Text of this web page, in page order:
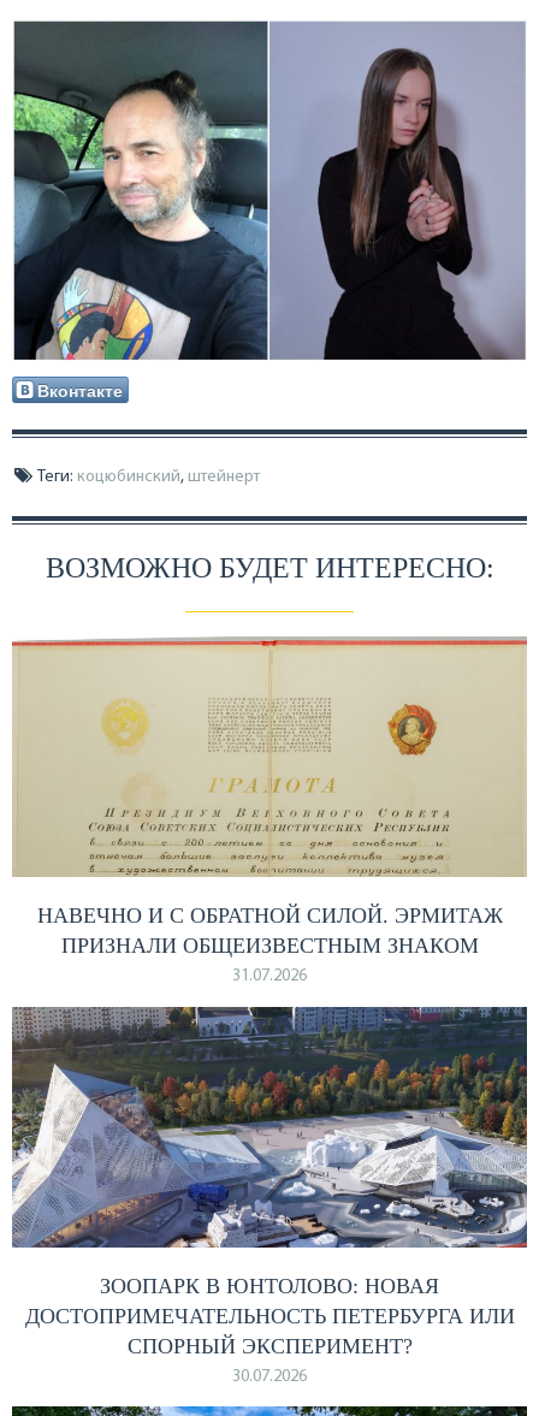
Вконтакте
Теги: коцюбинский, штейнерт
ВОЗМОЖНО БУДЕТ ИНТЕРЕСНО:
НАВЕЧНО И С ОБРАТНОЙ СИЛОЙ. ЭРМИТАЖ
ПРИЗНАЛИ ОБЩЕИЗВЕСТНЫМ ЗНАКОМ
31.07.2026
ЗООПАРК В ЮНТОЛОВО: НОВАЯ
ДОСТОПРИМЕЧАТЕЛЬНОСТЬ ПЕТЕРБУРГА ИЛИ
СПОРНЫЙ ЭКСПЕРИМЕНТ?
30.07.2026